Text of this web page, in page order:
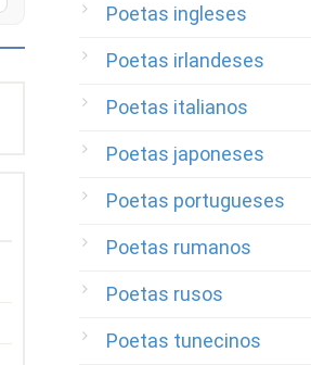
Poetas ingleses
Poetas irlandeses
Poetas italianos
Poetas japoneses
Poetas portugueses
Poetas rumanos
Poetas rusos
Poetas tunecinos